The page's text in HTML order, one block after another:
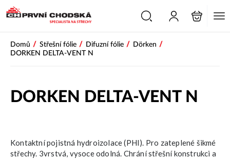
Domů / Střešní fólie / Difuzní fólie / Dörken /
DORKEN DELTA-VENT N
DORKEN DELTA-VENT N
Kontaktní pojistná hydroizolace (PHI). Pro zateplené šikmé
střechy. 3vrstvá, vysoce odolná. Chrání střešní konstrukci a